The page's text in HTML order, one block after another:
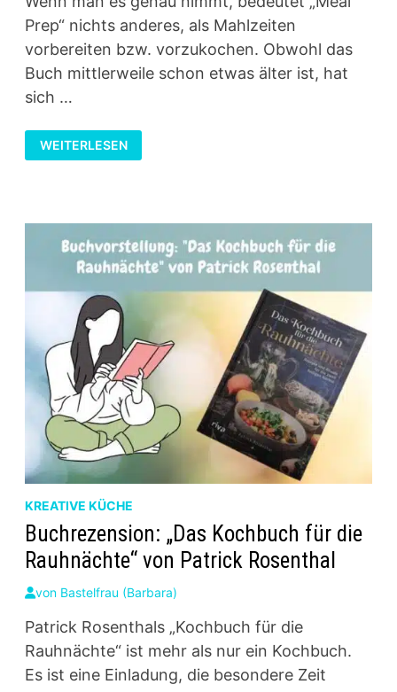
Prep“ nichts anderes, als Mahlzeiten
vorbereiten bzw. vorzukochen. Obwohl das
Buch mittlerweile schon etwas älter ist, hat
sich …
MEAL
PREP
–
UND
ZEIT
SPAREN
WEITERLESEN
KREATIVE KÜCHE
Buchrezension: „Das Kochbuch für die
Rauhnächte“ von Patrick Rosenthal
von Bastelfrau (Barbara)
Patrick Rosenthals „Kochbuch für die
Rauhnächte“ ist mehr als nur ein Kochbuch.
Es ist eine Einladung, die besondere Zeit